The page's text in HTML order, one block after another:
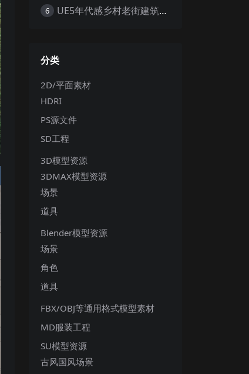
6 UE5年代感乡村老街建筑环境带供销社电线杆怀旧大场景5.0+
分类
2D/平面素材
HDRI
PS源文件
SD工程
3D模型资源
3DMAX模型资源
场景
道具
Blender模型资源
场景
角色
道具
FBX/OBJ等通用格式模型素材
MD服装工程
SU模型资源
古风国风场景